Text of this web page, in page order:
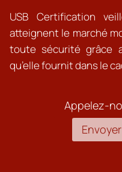
USB Certification
atteignent le marché
toute sécurité grâce
qu’elle fournit dans le
Appelez-